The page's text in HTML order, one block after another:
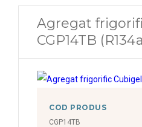
Agregat
CGP14TB
COD PRODUS
CGP14TB